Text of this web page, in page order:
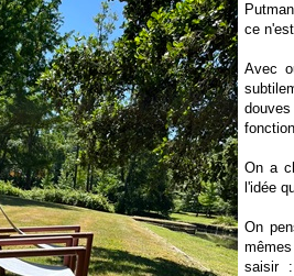
ce
Avec
On a
l'idée
On
saisir